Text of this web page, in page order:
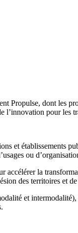
Propulse, dont les
l’innovation pour les
et établissements
ou
la
des territoires et
et